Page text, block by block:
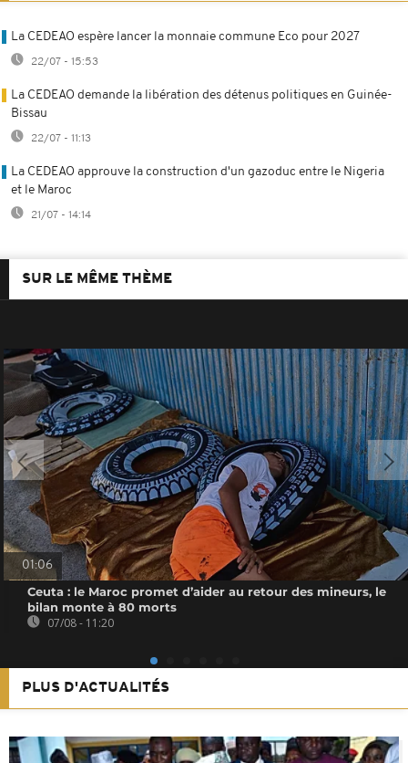
La CEDEAO espère lancer la monnaie commune Eco pour 2027
22/07 - 15:53
La CEDEAO demande la libération des détenus politiques en Guinée-
Bissau
22/07 - 11:13
La CEDEAO approuve la construction d'un gazoduc entre le Nigeria
et le Maroc
21/07 - 14:14
SUR LE MÊME THÈME
01:06
Ceuta : le Maroc promet d’aider au retour des mineurs, le
bilan monte à 80 morts
07/08 - 11:20
PLUS D'ACTUALITÉS